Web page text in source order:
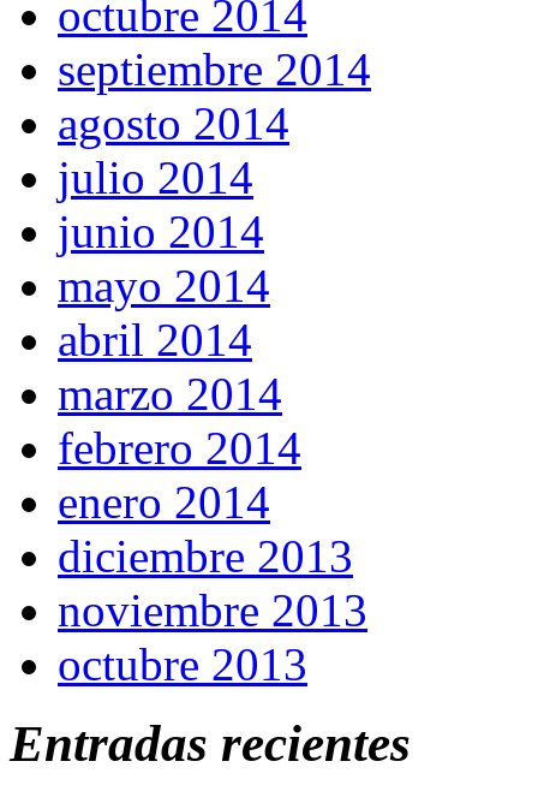
octubre 2014
septiembre 2014
agosto 2014
julio 2014
junio 2014
mayo 2014
abril 2014
marzo 2014
febrero 2014
enero 2014
diciembre 2013
noviembre 2013
octubre 2013
Entradas recientes